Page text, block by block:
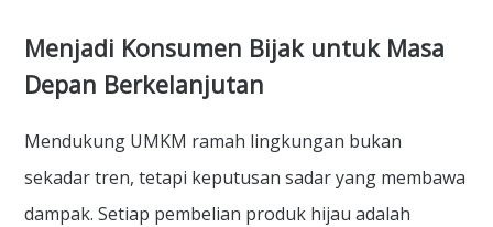
Menjadi Konsumen Bijak untuk Masa
Depan Berkelanjutan
Mendukung UMKM ramah lingkungan bukan
sekadar tren, tetapi keputusan sadar yang membawa
dampak. Setiap pembelian produk hijau adalah